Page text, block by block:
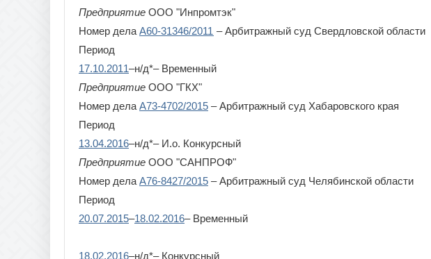
Предприятие ООО "Инпромтэк"
Номер дела А60-31346/2011 – Арбитражный суд Свердловской области
Период
17.10.2011–н/д*– Временный
Предприятие ООО "ГКХ"
Номер дела А73-4702/2015 – Арбитражный суд Хабаровского края
Период
13.04.2016–н/д*– И.о. Конкурсный
Предприятие ООО "САНПРОФ"
Номер дела А76-8427/2015 – Арбитражный суд Челябинской области
Период
20.07.2015–18.02.2016– Временный
18.02.2016–н/д*– Конкурсный